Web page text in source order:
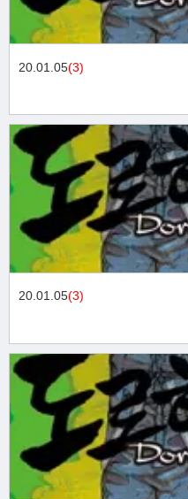
20.01.05(3)
20.01.05(3)